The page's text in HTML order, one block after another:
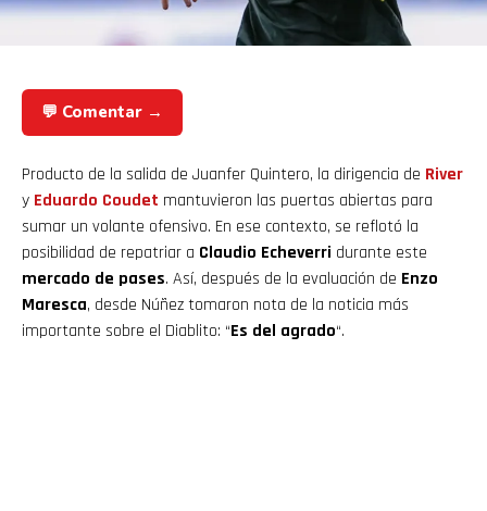
💬 Comentar →
Producto de la salida de Juanfer Quintero, la dirigencia de River
y Eduardo Coudet mantuvieron las puertas abiertas para
sumar un volante ofensivo. En ese contexto, se reflotó la
posibilidad de repatriar a Claudio Echeverri durante este
mercado de pases. Así, después de la evaluación de Enzo
Maresca, desde Núñez tomaron nota de la noticia más
importante sobre el Diablito: “Es del agrado“.